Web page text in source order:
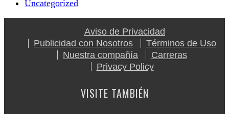
Uncategorized
Aviso de Privacidad
Publicidad con Nosotros
Términos de Uso
Nuestra compañía
Carreras
Privacy Policy
VISITE TAMBIÉN